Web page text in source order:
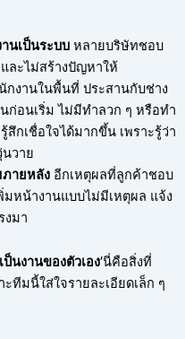
นเป็นระบบ หลายบริษัทชอบ
ละไม่สร้างปัญหาให้
กงานในพื้นที่ ประสานกับช่าง
ก่อนเริ่ม ไม่มีทำลวก ๆ หรือทำ
กเชื่อใจได้มากขึ้น เพราะรู้ว่า
วาย
ภายหลังอีกเหตุผลที่ลูกค้าชอบ
มหน้างานแบบไม่มีเหตุผล แจ้ง
งมา
นงานของตัวเอง’นี่คือสิ่งที่
ทีมนี้ใส่ใจรายละเอียดเล็ก ๆ